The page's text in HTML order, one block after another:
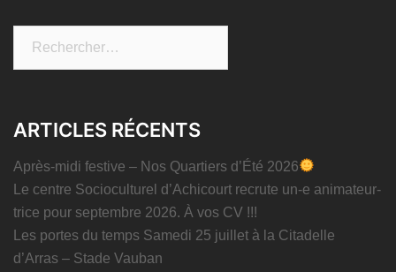
ARTICLES RÉCENTS
Après-midi festive – Nos Quartiers d’Été 2026
Le centre Socioculturel d’Achicourt recrute un-e animateur-
trice pour septembre 2026. À vos CV !!!
Les portes du temps Samedi 25 juillet à la Citadelle
d’Arras – Stade Vauban